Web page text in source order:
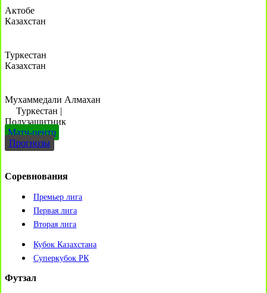
Актобе
Казахстан
Туркестан
Казахстан
Мухаммедали Алмахан
Туркестан |
Полузащитник
Матч-центр
Прогнозы
Соревнования
Премьер лига
Первая лига
Вторая лига
Кубок Казахстана
Суперкубок РК
Футзал